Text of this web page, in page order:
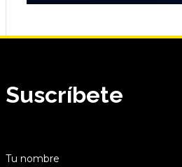
Suscríbete
Tu nombre